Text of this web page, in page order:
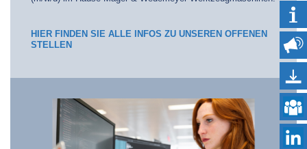
HIER FINDEN SIE ALLE INFOS ZU UNSEREN OFFENEN
STELLEN